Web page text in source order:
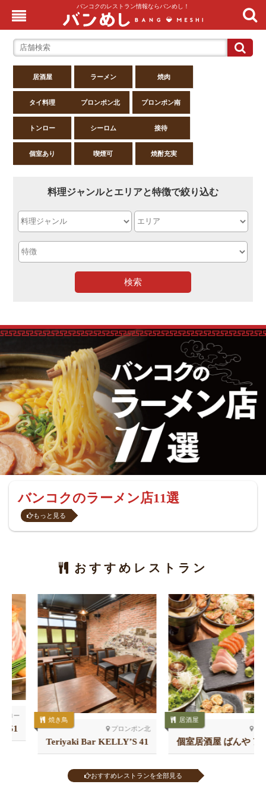
バンコクのレストラン情報ならバンめし！
居酒屋 ラーメン 焼肉
タイ料理 プロンポン北 プロンポン南
トンロー シーロム 接待
個室あり 喫煙可 焼酎充実
料理ジャンルとエリアと特徴で絞り込む
検索
バンコクのラーメン店11選
もっと見る
おすすめレストラン
プロンポン北
焼き鳥
Teriyaki Bar KELLY’S 41
店
アソーク
居酒屋
個室居酒屋 ばんや アソー
ク
おすすめレストランを全部見る